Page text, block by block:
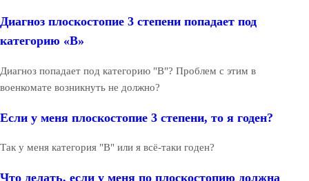
Диагноз плоскостопие 3 степени попадает под
категорию «В»
Диагноз попадает под категорию "В"? Проблем с этим в
военкомате возникнуть не должно?
Если у меня плоскостопие 3 степени, то я годен?
Так у меня категория "В" или я всё-таки годен?
Что делать, если у меня по плоскостопию должна